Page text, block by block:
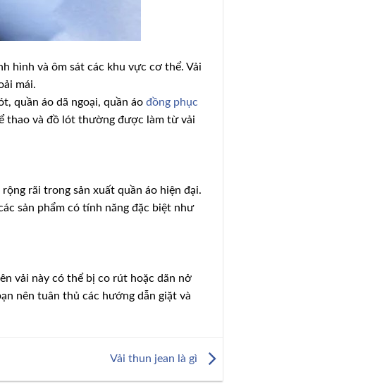
hình và ôm sát các khu vực cơ thể. Vải
mái.
quần áo dã ngoại, quần áođồng phục
thao và đồ lót thường được làm từ vải
rãi trong sản xuất quần áo hiện đại.
sản phẩm có tính năng đặc biệt như
vải này có thể bị co rút hoặc dãn nở
nên tuân thủ các hướng dẫn giặt và
Vải thun jean là gì